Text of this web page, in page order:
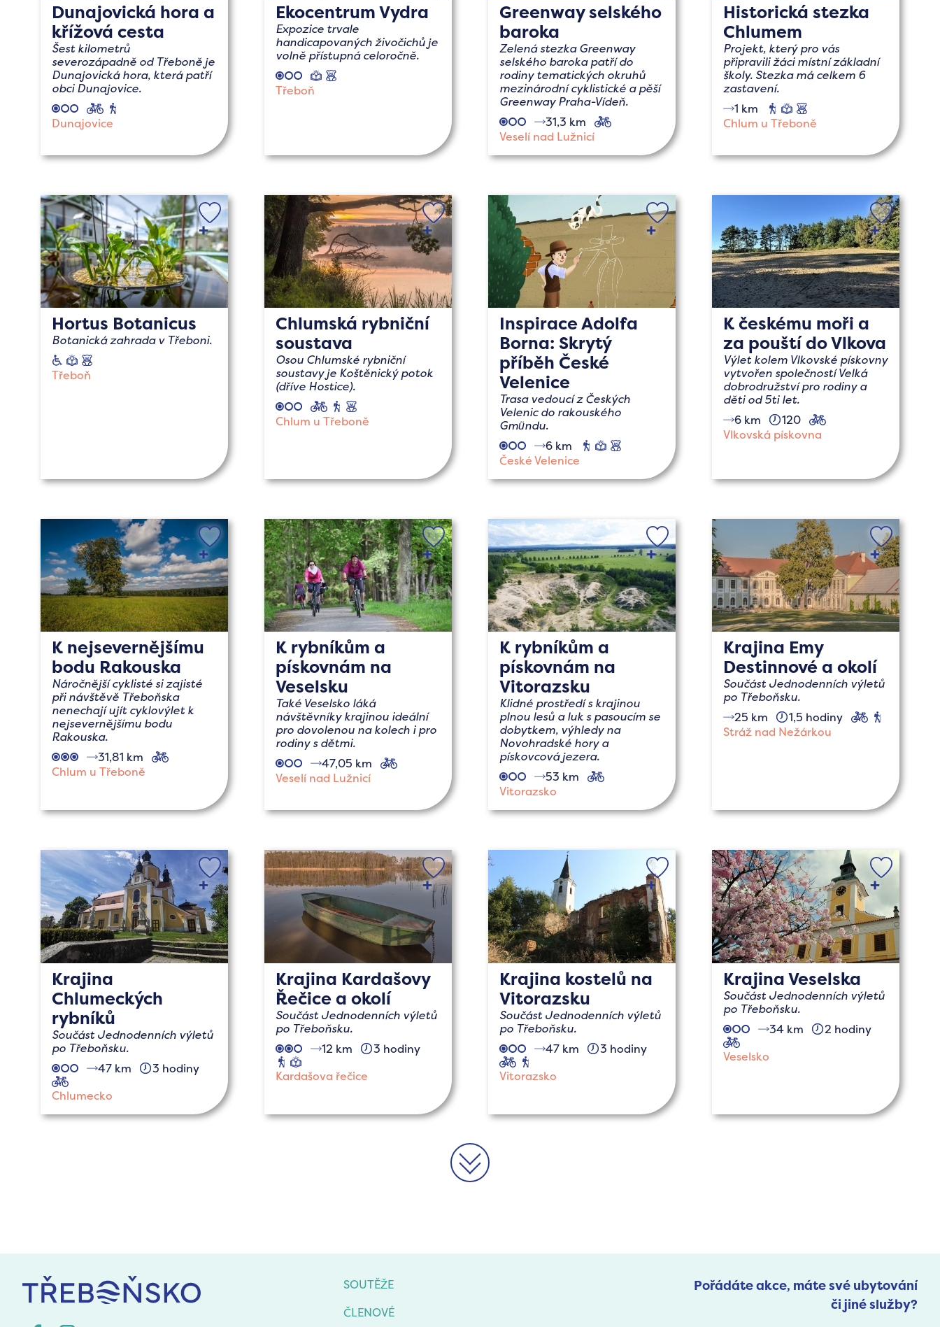
Dunajovická hora a
křížová cesta
Šest kilometrů
severozápadně od Třeboně je
Dunajovická hora, která patří
obci Dunajovice.
cyklo
Dunajovice
Ekocentrum Vydra
Expozice trvale
handicapovaných živočichů je
volně přístupná celoročně.
naučné
s
Třeboň
Greenway selského
baroka
Zelená stezka Greenway
selského baroka patří do
rodiny tematických okruhů
mezinárodní cyklistické a pěší
Greenway Praha-Vídeň.
31,3 km
cyklo
Veselí nad Lužnicí
Historická stezka
Chlumem
Projekt, který pro vás
připravili žáci místní základní
školy. Stezka má celkem 6
zastavení.
1 km
pěšínaučné
s
dětmi
Chlum u Třeboně
Hortus Botanicus
Botanická zahrada v Třeboni.
vozíčkáři
naučné
s
Třeboň
Chlumská rybniční
soustava
Osou Chlumské rybniční
soustavy je Koštěnický potok
(dříve Hostice).
cyklo
pěšís
dětmi
Chlum u Třeboně
Inspirace Adolfa
Borna: Skrytý
příběh České
Velenice
Trasa vedoucí z Českých
Velenic do rakouského
Gmündu.
6 km
pěšínaučné
s
České Velenice
K českému moři a
za pouští do Vlkova
Výlet kolem Vlkovské pískovny
vytvořen společností Velká
dobrodružství pro rodiny a
děti od 5ti let.
6 km
120
cyklo
Vlkovská pískovna
K nejsevernějšímu
bodu Rakouska
Náročnější cyklisté si zajisté
při návštěvě Třeboňska
nenechají ujít cyklovýlet k
nejsevernějšímu bodu
Rakouska.
31,81 km
cyklo
Chlum u Třeboně
K rybníkům a
pískovnám na
Veselsku
Také Veselsko láká
návštěvníky krajinou ideální
pro dovolenou na kolech i pro
rodiny s dětmi.
47,05 km
cyklo
Veselí nad Lužnicí
K rybníkům a
pískovnám na
Vitorazsku
Klidné prostředí s krajinou
plnou lesů a luk s pasoucím se
dobytkem, výhledy na
Novohradské hory a
pískovcová jezera.
53 km
cyklo
Vitorazsko
Krajina Emy
Destinnové a okolí
Součást Jednodenních výletů
po Třeboňsku.
25 km
1,5 hodiny cyklo
Stráž nad Nežárkou
Krajina
Chlumeckých
rybníků
Součást Jednodenních výletů
po Třeboňsku.
47 km
3 hodiny
cyklo
Chlumecko
Krajina Kardašovy
Řečice a okolí
Součást Jednodenních výletů
po Třeboňsku.
12 km
3 hodiny
pěšínaučné
Kardašova řečice
Krajina kostelů na
Vitorazsku
Součást Jednodenních výletů
po Třeboňsku.
47 km
3 hodiny
cyklo
Vitorazsko
Krajina Veselska
Součást Jednodenních výletů
po Třeboňsku.
34 km
2 hodiny
cyklo
Veselsko
>>
SOUTĚŽE
ČLENOVÉ
Pořádáte akce, máte své ubytování
či jiné služby?